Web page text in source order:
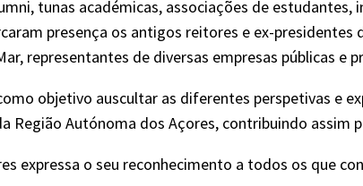
tunas académicas, associações de
presença os antigos reitores e ex-presidentes
representantes de diversas empresas públicas e
objetivo auscultar as diferentes perspetivas e
Região Autónoma dos Açores, contribuindo
expressa o seu reconhecimento a todos os que